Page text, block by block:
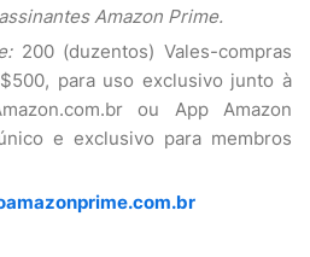
Amazon Prime.
200 (duzentos) Vales-compras
para uso exclusivo junto à
ou App Amazon
e exclusivo para membros